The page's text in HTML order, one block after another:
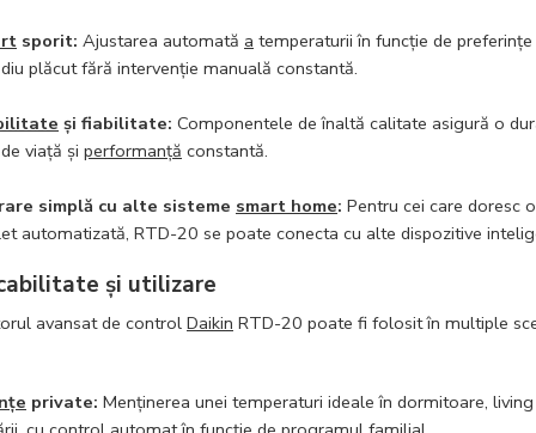
sporit: Ajustarea automată a temperaturii în funcție de
plăcut fără intervenție manuală constantă.
și fiabilitate: Componentele de înaltă calitate asigură o
viață și performanță constantă.
simplă cu alte sisteme smart home: Pentru cei care doresc
automatizată, RTD-20 se poate conecta cu alte dispozitive
și utilizare
avansat de control Daikin RTD-20 poate fi folosit în multiple
private: Menținerea unei temperaturi ideale în dormitoare,